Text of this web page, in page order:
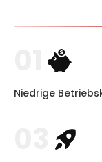
Niedrige